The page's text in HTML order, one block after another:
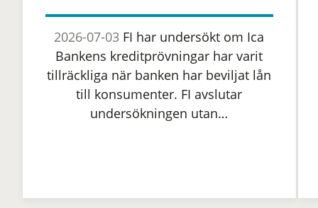
2026-07-03 FI har undersökt om Ica
Bankens kreditprövningar har varit
tillräckliga när banken har beviljat lån
till konsumenter. FI avslutar
undersökningen utan…